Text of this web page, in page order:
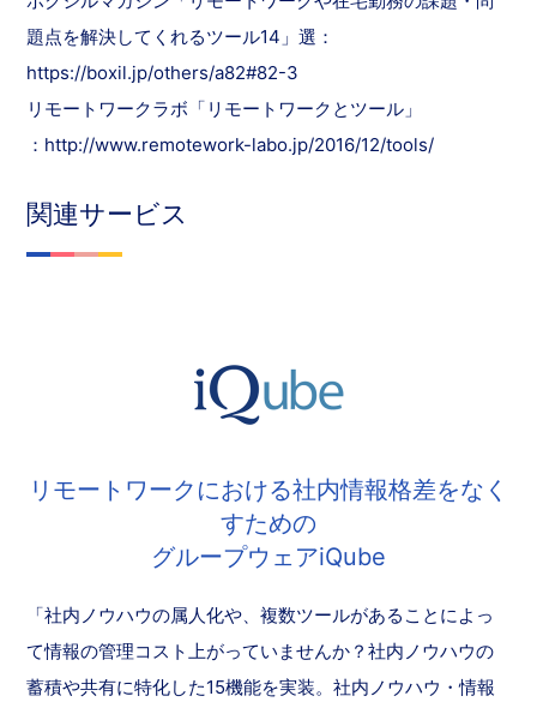
題点を解決してくれるツール14」選：
https://boxil.jp/others/a82#82-3
リモートワークラボ「リモートワークとツール」
：http://www.remotework-labo.jp/2016/12/tools/
関連サービス
リモートワークにおける社内情報格差をなく
すための
グループウェアiQube
「社内ノウハウの属人化や、複数ツールがあることによっ
て情報の管理コスト上がっていませんか？社内ノウハウの
蓄積や共有に特化した15機能を実装。社内ノウハウ・情報